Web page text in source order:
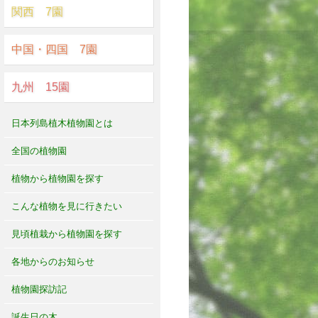
関西 7園
中国・四国 7園
九州 15園
日本列島植木植物園とは
全国の植物園
植物から植物園を探す
こんな植物を見に行きたい
見頃植栽から植物園を探す
各地からのお知らせ
植物園探訪記